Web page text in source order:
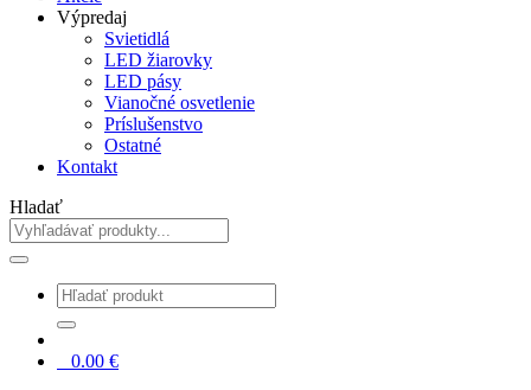
Výpredaj
Svietidlá
LED žiarovky
LED pásy
Vianočné osvetlenie
Príslušenstvo
Ostatné
Kontakt
Hladať
0.00 €